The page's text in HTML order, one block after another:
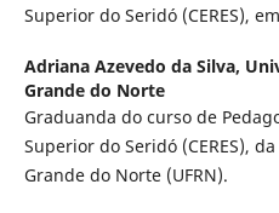
Superior do Seridó (CERES),
Adriana Azevedo da Silva,
Grande do Norte
Graduanda do curso de
Superior do Seridó (CERES),
Grande do Norte (UFRN).